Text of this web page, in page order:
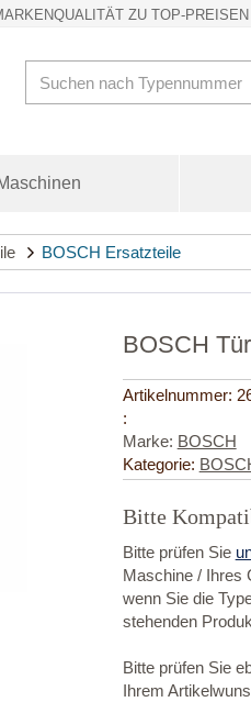
ZU TOP-PREISEN
BOSCH Ersatzteile
BOSCH
Artikelnummer:
:
Marke: BOSCH
Kategorie:
Bitte
Bitte prüfen Sie
Maschine / Ihres
wenn Sie die
stehenden
Bitte prüfen Sie
Ihrem